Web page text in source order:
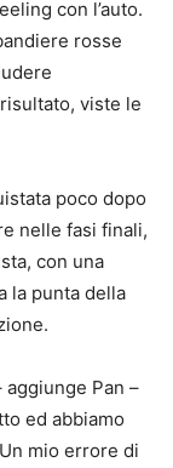
con l’auto.
rosse
viste le
poco dopo
nelle fasi finali,
con una
la punta della
aggiunge Pan –
ed abbiamo
mio errore di